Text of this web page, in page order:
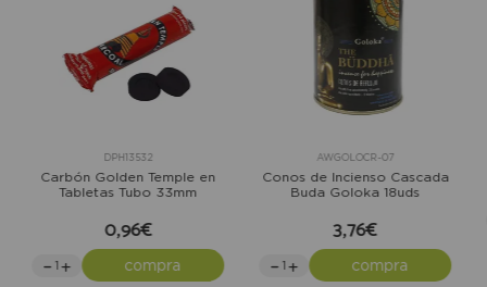
DPH13532
Carbón Golden Temple en
Tabletas Tubo 33mm
0,96€
compra
AWGOLOCR-07
Conos de Incienso Cascada
Buda Goloka 18uds
3,76€
compra